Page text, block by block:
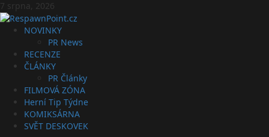
Skip
to
content
7 srpna, 2026
PrimaryNOVINKY
PR News
RECENZE
ČLÁNKY
PR Články
FILMOVÁ ZÓNA
Herní Tip Týdne
KOMIKSÁRNA
SVĚT DESKOVEK